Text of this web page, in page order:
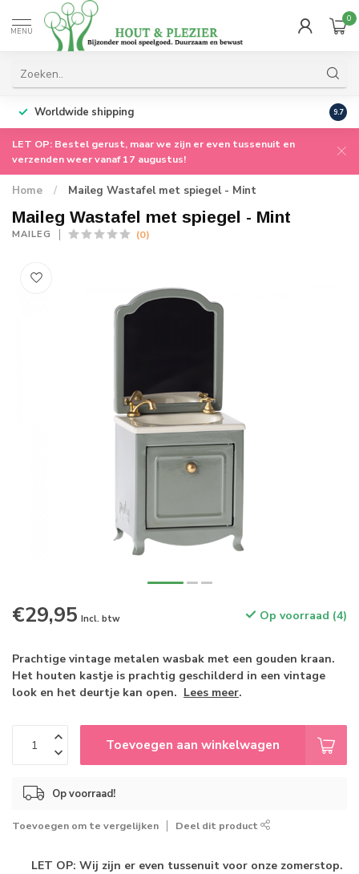
MENU
0
Worldwide shipping 9.7
LET OP: Bestel gerust, maar we zijn er even tussenuit en
verzenden weer vanaf 17 augustus!
Home / Maileg Wastafel met spiegel - Mint
Maileg Wastafel met spiegel - Mint
MAILEG (0)
€29,95 Incl. btw Op voorraad (4)
Prachtige vintage metalen wasbak met een gouden kraan.
Het houten kastje is prachtig geschilderd in een vintage
look en het deurtje kan open. Lees meer.
Toevoegen aan winkelwagen
Op voorraad!
Toevoegen om te vergelijken Deel dit product
LET OP: Wij zijn er even tussenuit voor onze zomerstop.